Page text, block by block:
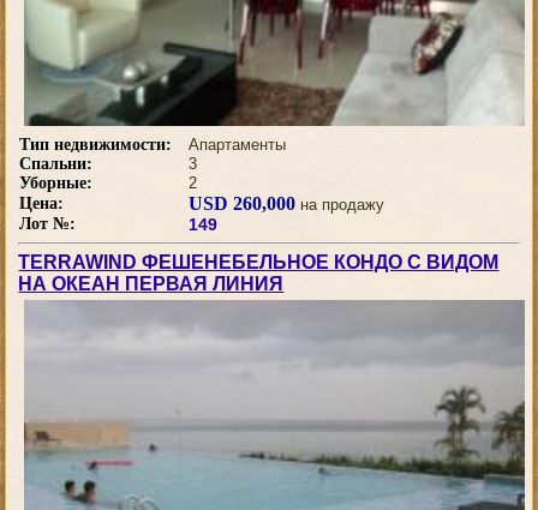
Тип недвижимости:
Апартаменты
Спальни:
3
Уборные:
2
Цена:
USD 260,000 на продажу
Лот №:
149
TERRAWIND ФЕШЕНЕБЕЛЬНОЕ КОНДО С ВИДОМ
НА ОКЕАН ПЕРВАЯ ЛИНИЯ